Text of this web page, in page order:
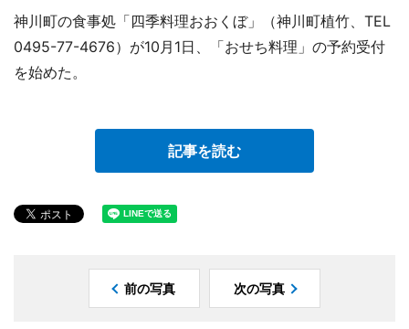
神川町の食事処「四季料理おおくぼ」（神川町植竹、TEL
0495-77-4676）が10月1日、「おせち料理」の予約受付
を始めた。
記事を読む
前の写真 次の写真